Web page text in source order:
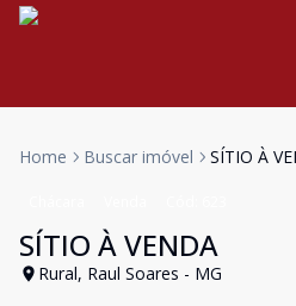
Home Buscar imóvel SÍTIO À
SÍTIO À VENDA
Rural, Raul Soares - MG